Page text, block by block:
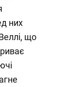
них
що